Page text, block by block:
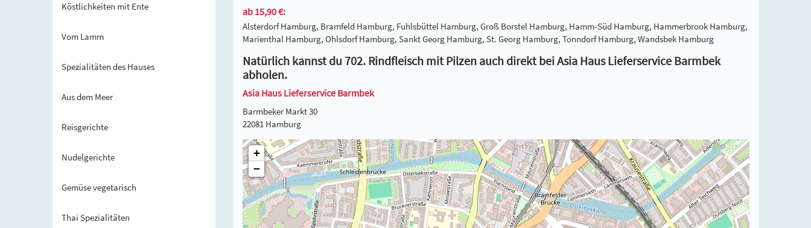
Köstlichkeiten mit Ente
Vom Lamm
Spezialitäten des Hauses
Aus dem Meer
Reisgerichte
Nudelgerichte
Gemüse vegetarisch
Thai Spezialitäten
ab 15,90 €:
Alsterdorf Hamburg, Bramfeld Hamburg, Fuhlsbüttel Hamburg, Groß Borstel Hamburg, Hamm-Süd Hamburg, Hammerbrook Hamburg,
Marienthal Hamburg, Ohlsdorf Hamburg, Sankt Georg Hamburg, St. Georg Hamburg, Tonndorf Hamburg, Wandsbek Hamburg
Natürlich kannst du 702. Rindfleisch mit Pilzen auch direkt bei Asia Haus Lieferservice Barmbek
abholen.
Asia Haus Lieferservice Barmbek
Barmbeker Markt 30
22081 Hamburg
+
−